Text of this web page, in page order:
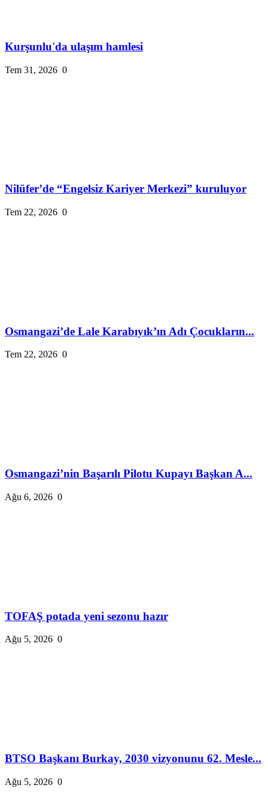
Kurşunlu'da ulaşım hamlesi
Tem 31, 2026 0
Nilüfer’de “Engelsiz Kariyer Merkezi” kuruluyor
Tem 22, 2026 0
Osmangazi’de Lale Karabıyık’ın Adı Çocukların...
Tem 22, 2026 0
Osmangazi’nin Başarılı Pilotu Kupayı Başkan A...
Ağu 6, 2026 0
TOFAŞ potada yeni sezonu hazır
Ağu 5, 2026 0
BTSO Başkanı Burkay, 2030 vizyonunu 62. Mesle...
Ağu 5, 2026 0